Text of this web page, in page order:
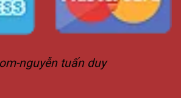
nguyễn tuấn duy